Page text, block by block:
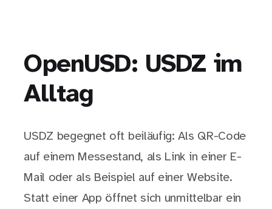
OpenUSD: USDZ im
Alltag
USDZ begegnet oft beiläufig: Als QR-Code
auf einem Messestand, als Link in einer E-
Mail oder als Beispiel auf einer Website.
Statt einer App öffnet sich unmittelbar ein